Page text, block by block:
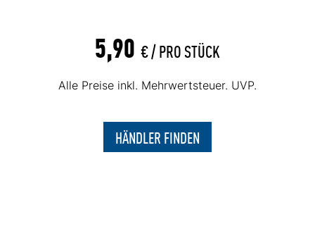
5,90 € /PRO STÜCK
Alle Preise inkl. Mehrwertsteuer. UVP.
HÄNDLER FINDEN